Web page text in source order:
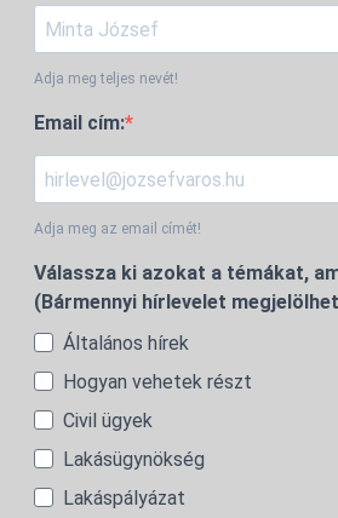
Adja meg teljes nevét!
Email cím:
Adja meg az email címét!
Válassza ki azokat a témákat,
(Bármennyi hírlevelet
Általános hírek
Hogyan vehetek részt
Civil ügyek
Lakásügynökség
Lakáspályázat